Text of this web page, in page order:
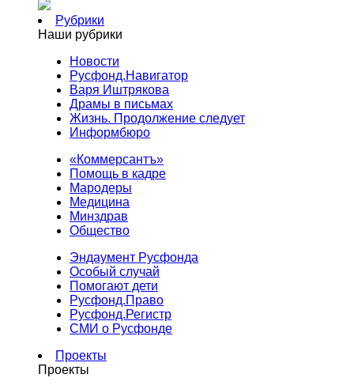
Рубрики
Наши рубрики
Новости
Русфонд.Навигатор
Варя Иштрякова
Драмы в письмах
Жизнь. Продолжение следует
Информбюро
«Коммерсантъ»
Помощь в кадре
Мародеры
Медицина
Минздрав
Общество
Эндаумент Русфонда
Особый случай
Помогают дети
Русфонд.Право
Русфонд.Регистр
СМИ о Русфонде
Проекты
Проекты